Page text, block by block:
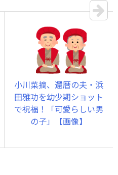
小川菜摘、還暦の夫・浜
田雅功を幼少期ショット
で祝福！「可愛らしい男
の子」【画像】